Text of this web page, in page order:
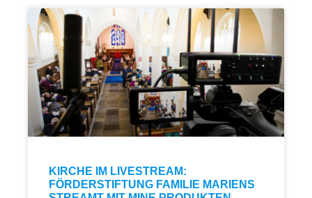
KIRCHE IM LIVESTREAM:
FÖRDERSTIFTUNG FAMILIE MARIENS